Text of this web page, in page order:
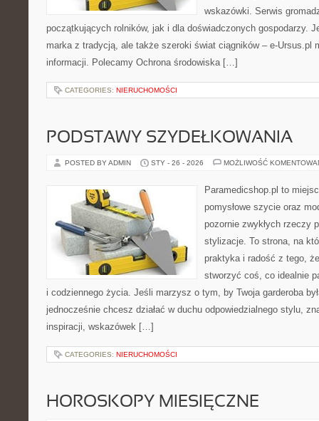
wskazówki. Serwis
początkujących rolników, jak i dla doświadczonych gospodarzy.
marka z tradycją, ale także szeroki świat ciągników – e-Ursus.pl
informacji. Polecamy Ochrona środowiska […]
CATEGORIES: NIERUCHOMOŚCI
PODSTAWY SZYDEŁKOWANIA
POSTED BY ADMIN STY - 26 - 2026 MOŻLIWOŚĆ
Paramedicshop.pl to
pomysłowe szycie oraz
pozornie zwykłych rzeczy
stylizacje. To strona, na
praktyka i radość z tego,
stworzyć coś, co idealnie
i codziennego życia. Jeśli marzysz o tym, by Twoja garderoba
jednocześnie chcesz działać w duchu odpowiedzialnego stylu,
inspiracji, wskazówek […]
CATEGORIES: NIERUCHOMOŚCI
HOROSKOPY MIESIĘCZNE